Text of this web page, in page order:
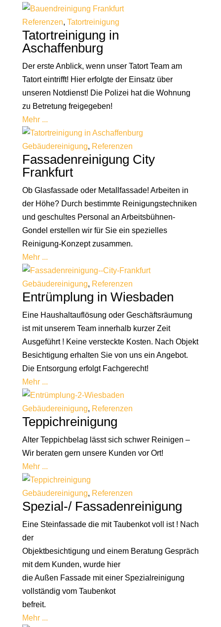
Referenzen, Tatortreinigung
Tatortreinigung in
Aschaffenburg
Der erste Anblick, wenn unser Tatort Team am
Tatort eintrifft! Hier erfolgte der Einsatz über
unseren Notdienst! Die Polizei hat die Wohnung
zu Betretung freigegeben!
Mehr ...
Gebäudereinigung, Referenzen
Fassadenreinigung City
Frankfurt
Ob Glasfassade oder Metallfassade! Arbeiten in
der Höhe? Durch bestimmte Reinigungstechniken
und geschultes Personal an Arbeitsbühnen-
Gondel erstellen wir für Sie ein spezielles
Reinigung-Konzept zusammen.
Mehr ...
Gebäudereinigung, Referenzen
Entrümplung in Wiesbaden
Eine Haushaltauflösung oder Geschäftsräumung
ist mit unserem Team innerhalb kurzer Zeit
Ausgeführt ! Keine versteckte Kosten. Nach Objekt
Besichtigung erhalten Sie von uns ein Angebot.
Die Entsorgung erfolgt Fachgerecht!
Mehr ...
Gebäudereinigung, Referenzen
Teppichreinigung
Alter Teppichbelag lässt sich schwer Reinigen –
Wir beraten gern unsere Kunden vor Ort!
Mehr ...
Gebäudereinigung, Referenzen
Spezial-/ Fassadenreinigung
Eine Steinfassade die mit Taubenkot voll ist ! Nach
der
Objektbesichtigung und einem Beratung Gespräch
mit dem Kunden, wurde hier
die Außen Fassade mit einer Spezialreinigung
vollständig vom Taubenkot
befreit.
Mehr ...